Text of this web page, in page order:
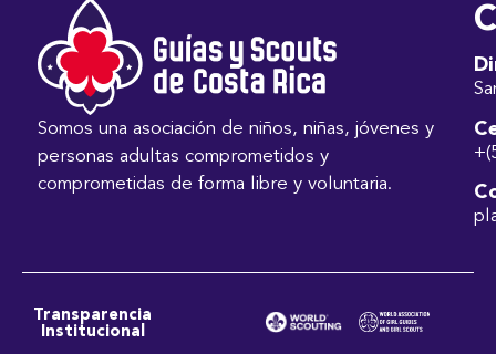
Somos una asociación de niños, niñas, jóvenes y
personas adultas comprometidos y
comprometidas de forma libre y voluntaria.
Transparencia
Institucional